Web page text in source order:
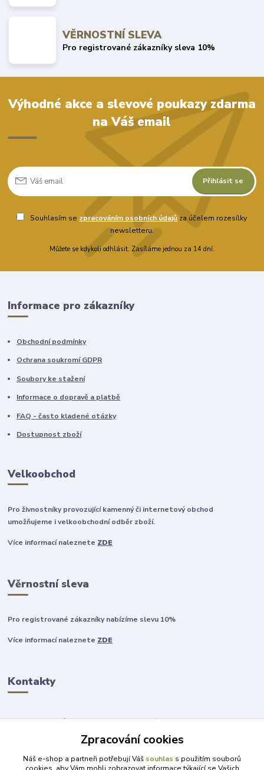
VĚRNOSTNÍ SLEVA
Pro registrované zákazníky sleva 10%
Výhodné akce a slevové poukazy zdarma
na Váš email
Přihlásit se
Souhlasím se zpracováním osobních údajů za účelem rozesílky
newsletteru.
Můžete se kdykoli odhlásit. Zasíláme jednou za 14 dní.
Informace pro zákazníky
Obchodní podmínky
Ochrana soukromí GDPR
Soubory ke stažení
Informace o dopravě a platbě
FAQ - často kladené otázky
Dostupnost zboží
Velkoobchod
Pro živnostníky provozující kamenný či internetový obchod
umožňujeme i velkoobchodní odběr zboží.
Více informací naleznete ZDE
Věrnostní sleva
Pro registrované zákazníky nabízíme slevu 10%
Více informací naleznete ZDE
Kontakty
+420 777 315 999
Zpracování cookies
Náš e-shop a partneři potřebují Váš souhlas s použitím souborů
cookies, aby Vám mohli zobrazovat informace týkající se Vašich